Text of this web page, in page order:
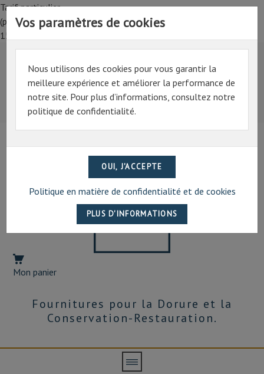
Tarif particulier,
(professionnel, connectez-vous pour bénéficier de la remise de
15%)
Tarif particulier,
(professionnel, connectez-vous pour bénéficier de la
remise de 15%)
07 69 94 13 47
Mon panier
Fournitures pour la Dorure et la
Conservation-Restauration.
Vos paramètres de cookies
Nous utilisons des cookies pour vous garantir la
meilleure expérience et améliorer la performance de
notre site. Pour plus d’informations, consultez notre
politique de confidentialité.
Politique en matière de confidentialité et de cookies